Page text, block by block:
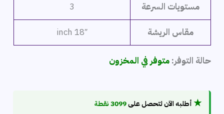
مستويات السرعة 3
مقاس الريشة 18″ inch
حالة التوفر: متوفر في المخزون
★أطلبه الآن لتحصل على3099 نقطة